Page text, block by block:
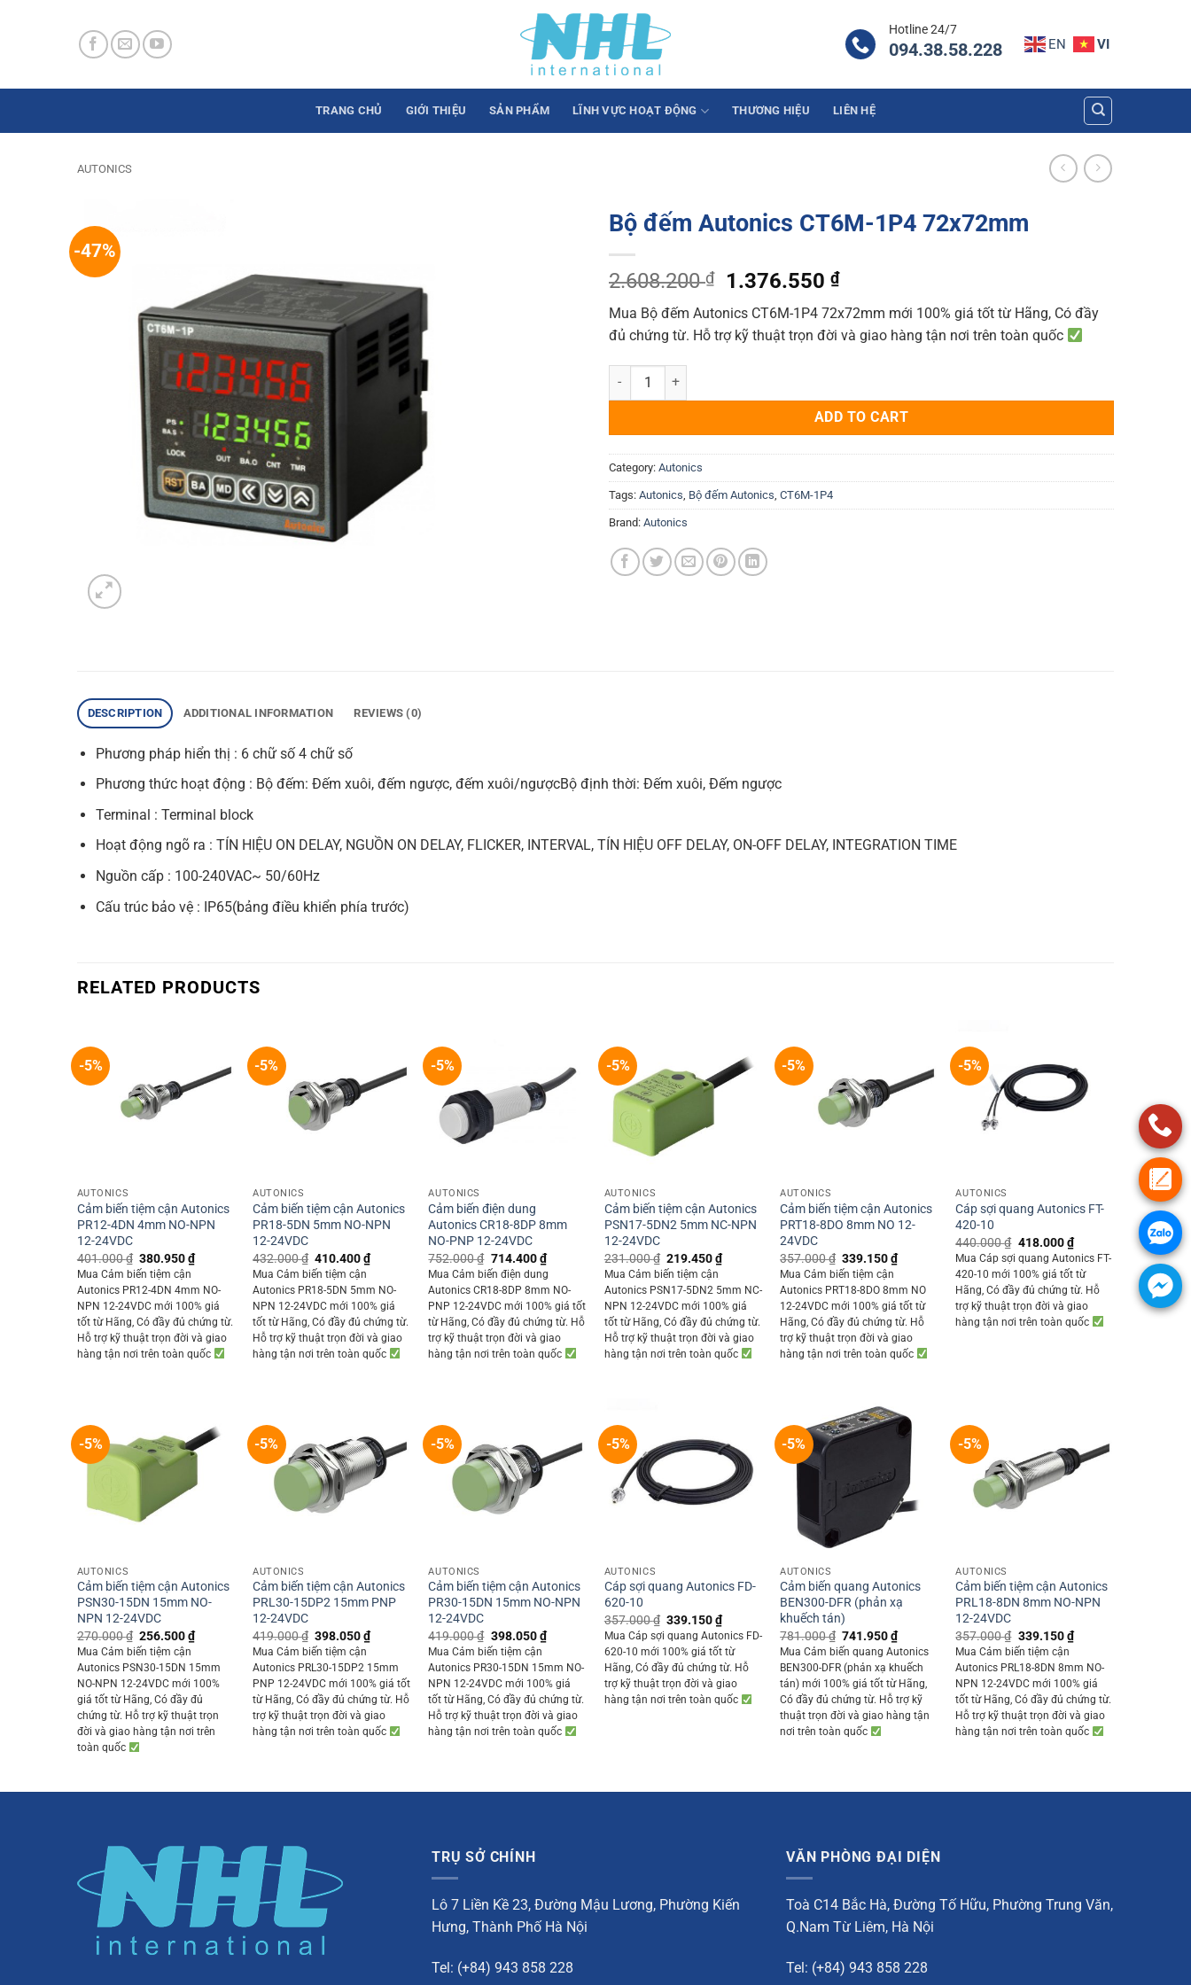
Hotline 24/7
094.38.58.228 EN VI
TRANG CHỦ GIỚI THIỆU SẢN PHẨM LĨNH VỰC HOẠT ĐỘNG THƯƠNG HIỆU LIÊN HỆ
AUTONICS
-47%
Bộ đếm Autonics CT6M-1P4 72x72mm
2.608.200₫
Original
price
was:
2.608.200 ₫.
1.376.550₫Current
price
is:
1.376.550 ₫.
Mua Bộ đếm Autonics CT6M-1P4 72x72mm mới 100% giá tốt từ Hãng, Có đầy
đủ chứng từ. Hỗ trợ kỹ thuật trọn đời và giao hàng tận nơi trên toàn quốc
Bộ đếm Autonics CT6M-1P4 72x72mm quantity
ADD TO CART
Category: Autonics
Tags: Autonics Bộ đếm Autonics CT6M-1P4
Brand: Autonics
DESCRIPTION ADDITIONAL INFORMATION REVIEWS (0)
Phương pháp hiển thị : 6 chữ số 4 chữ số
Phương thức hoạt động : Bộ đếm: Đếm xuôi, đếm ngược, đếm xuôi/ngượcBộ định thời: Đếm xuôi, Đếm ngược
Terminal : Terminal block
Hoạt động ngõ ra : TÍN HIỆU ON DELAY, NGUỒN ON DELAY, FLICKER, INTERVAL, TÍN HIỆU OFF DELAY, ON-OFF DELAY, INTEGRATION TIME
Nguồn cấp : 100-240VAC~ 50/60Hz
Cấu trúc bảo vệ : IP65(bảng điều khiển phía trước)
RELATED PRODUCTS
-5%
AUTONICS
Cảm biến tiệm cận Autonics
PR12-4DN 4mm NO-NPN
12-24VDC
401.000₫ Original
price
was:
401.000 ₫.
380.950₫Current
price
is:
380.950 ₫.
Mua Cảm biến tiệm cận
Autonics PR12-4DN 4mm NO-
NPN 12-24VDC mới 100% giá
tốt từ Hãng, Có đầy đủ chứng từ.
Hỗ trợ kỹ thuật trọn đời và giao
hàng tận nơi trên toàn quốc
-5%
AUTONICS
Cảm biến tiệm cận Autonics
PR18-5DN 5mm NO-NPN
12-24VDC
432.000₫ Original
price
was:
432.000 ₫.
410.400₫Current
price
is:
410.400 ₫.
Mua Cảm biến tiệm cận
Autonics PR18-5DN 5mm NO-
NPN 12-24VDC mới 100% giá
tốt từ Hãng, Có đầy đủ chứng từ.
Hỗ trợ kỹ thuật trọn đời và giao
hàng tận nơi trên toàn quốc
-5%
AUTONICS
Cảm biến điện dung
Autonics CR18-8DP 8mm
NO-PNP 12-24VDC
752.000₫ Original
price
was:
752.000 ₫.
714.400₫Current
price
is:
714.400 ₫.
Mua Cảm biến điện dung
Autonics CR18-8DP 8mm NO-
PNP 12-24VDC mới 100% giá tốt
từ Hãng, Có đầy đủ chứng từ. Hỗ
trợ kỹ thuật trọn đời và giao
hàng tận nơi trên toàn quốc
-5%
AUTONICS
Cảm biến tiệm cận Autonics
PSN17-5DN2 5mm NC-NPN
12-24VDC
231.000₫ Original
price
was:
231.000 ₫.
219.450₫Current
price
219.450 ₫.
Mua Cảm biến tiệm cận
Autonics PSN17-5DN2 5mm NC-
NPN 12-24VDC mới 100% giá
tốt từ Hãng, Có đầy đủ chứng từ.
Hỗ trợ kỹ thuật trọn đời và giao
hàng tận nơi trên toàn quốc
-5%
AUTONICS
Cảm biến tiệm cận Autonics
PRT18-8DO 8mm NO 12-
24VDC
357.000₫ Original
price
was:
357.000 ₫.
339.150₫Current
price
339.150 ₫.
Mua Cảm biến tiệm cận
Autonics PRT18-8DO 8mm NO
12-24VDC mới 100% giá tốt từ
Hãng, Có đầy đủ chứng từ. Hỗ
trợ kỹ thuật trọn đời và giao
hàng tận nơi trên toàn quốc
-5%
AUTONICS
Cáp sợi quang Autonics FT-
420-10
440.000₫ Original
price
was:
440.000 ₫.
418.000₫Current
price
is:
418.000 ₫.
Mua Cáp sợi quang Autonics FT-
420-10 mới 100% giá tốt từ
Hãng, Có đầy đủ chứng từ. Hỗ
trợ kỹ thuật trọn đời và giao
hàng tận nơi trên toàn quốc
-5%
AUTONICS
Cảm biến tiệm cận Autonics
PSN30-15DN 15mm NO-
NPN 12-24VDC
270.000₫ Original
price
was:
270.000 ₫.
256.500₫Current
price
is:
256.500 ₫.
Mua Cảm biến tiệm cận
Autonics PSN30-15DN 15mm
NO-NPN 12-24VDC mới 100%
giá tốt từ Hãng, Có đầy đủ
chứng từ. Hỗ trợ kỹ thuật trọn
đời và giao hàng tận nơi trên
toàn quốc
-5%
AUTONICS
Cảm biến tiệm cận Autonics
PRL30-15DP2 15mm PNP
12-24VDC
419.000₫ Original
price
was:
419.000 ₫.
398.050₫Current
price
is:
398.050 ₫.
Mua Cảm biến tiệm cận
Autonics PRL30-15DP2 15mm
PNP 12-24VDC mới 100% giá tốt
từ Hãng, Có đầy đủ chứng từ. Hỗ
trợ kỹ thuật trọn đời và giao
hàng tận nơi trên toàn quốc
-5%
AUTONICS
Cảm biến tiệm cận Autonics
PR30-15DN 15mm NO-NPN
12-24VDC
419.000₫ Original
price
was:
419.000 ₫.
398.050₫Current
price
398.050 ₫.
Mua Cảm biến tiệm cận
Autonics PR30-15DN 15mm NO-
NPN 12-24VDC mới 100% giá
tốt từ Hãng, Có đầy đủ chứng từ.
Hỗ trợ kỹ thuật trọn đời và giao
hàng tận nơi trên toàn quốc
-5%
AUTONICS
Cáp sợi quang Autonics FD-
620-10
357.000₫ Original
price
was:
357.000 ₫.
339.150₫Current
price
is:
339.150 ₫.
Mua Cáp sợi quang Autonics FD-
620-10 mới 100% giá tốt từ
Hãng, Có đầy đủ chứng từ. Hỗ
trợ kỹ thuật trọn đời và giao
hàng tận nơi trên toàn quốc
-5%
+
AUTONICS
Cảm biến quang Autonics
BEN300-DFR (phản xạ
khuếch tán)
781.000₫ Original
price
was:
781.000 ₫.
741.950₫Current
price
is:
741.950 ₫.
Mua Cảm biến quang Autonics
BEN300-DFR (phản xạ khuếch
tán) mới 100% giá tốt từ Hãng,
Có đầy đủ chứng từ. Hỗ trợ kỹ
thuật trọn đời và giao hàng tận
nơi trên toàn quốc
-5%
AUTONICS
Cảm biến tiệm cận Autonics
PRL18-8DN 8mm NO-NPN
12-24VDC
357.000₫ Original
price
was:
357.000 ₫.
339.150₫Current
price
339.150 ₫.
Mua Cảm biến tiệm cận
Autonics PRL18-8DN 8mm NO-
NPN 12-24VDC mới 100% giá
tốt từ Hãng, Có đầy đủ chứng từ.
Hỗ trợ kỹ thuật trọn đời và giao
hàng tận nơi trên toàn quốc
TRỤ SỞ CHÍNH
Lô 7 Liền Kề 23, Đường Mậu Lương, Phường Kiến
Hưng, Thành Phố Hà Nội
Tel: (+84) 943 858 228
VĂN PHÒNG ĐẠI DIỆN
Toà C14 Bắc Hà, Đường Tố Hữu, Phường Trung Văn,
Q.Nam Từ Liêm, Hà Nội
Tel: (+84) 943 858 228